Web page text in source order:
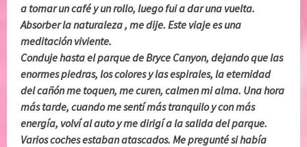
a tomar un café y un rollo, luego fui a dar una vuelta.
Absorber la naturaleza , me dije. Este viaje es una
meditación viviente.
Conduje hasta el parque de Bryce Canyon, dejando que las
enormes piedras, los colores y las espirales, la eternidad
del cañón me toquen, me curen, calmen mi alma. Una hora
más tarde, cuando me sentí más tranquilo y con más
energía, volví al auto y me dirigí a la salida del parque.
Varios coches estaban atascados. Me pregunté si había